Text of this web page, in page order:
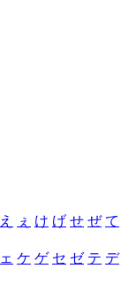
え ぇ け げ せ ぜ て
ェ ケ ゲ セ ゼ テ デ